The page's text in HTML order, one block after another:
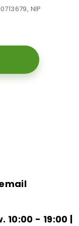
NIP
10:00 - 19:00 |